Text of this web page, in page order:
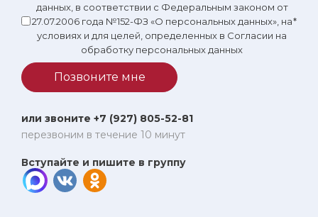
данных, в соответствии с Федеральным законом от
27.07.2006 года №152-ФЗ «О персональных данных», на
условиях и для целей, определенных в Согласии на
обработку персональных данных
*
Позвоните мне
или звоните +7 (927) 805-52-81
перезвоним в течение 10 минут
Вступайте и пишите в группу